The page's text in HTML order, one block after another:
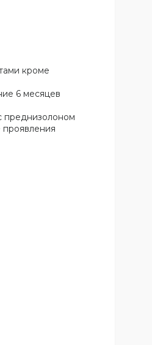
кроме
6 месяцев
преднизолоном
проявления